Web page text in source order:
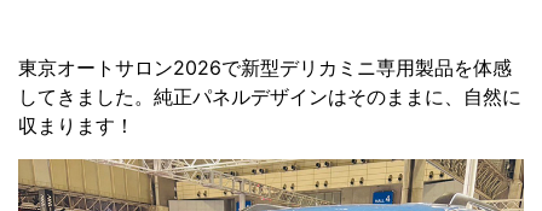
東京オートサロン2026で新型デリカミニ専用製品を体感
してきました。純正パネルデザインはそのままに、自然に
収まります！